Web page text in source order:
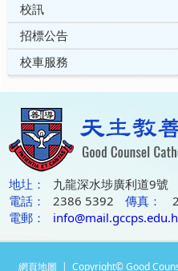
校訊
招標公告
校車服務
地圵：
九龍深水埗廣利道9號
電話：
2386 5392 傳真：
電郵：
網頁地圖 | Copyright© Good